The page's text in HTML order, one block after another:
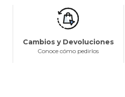
Cambios y Devoluciones
Conoce cómo pedirlos